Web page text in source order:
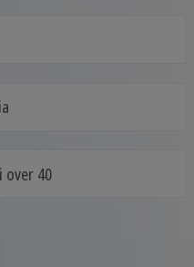
40